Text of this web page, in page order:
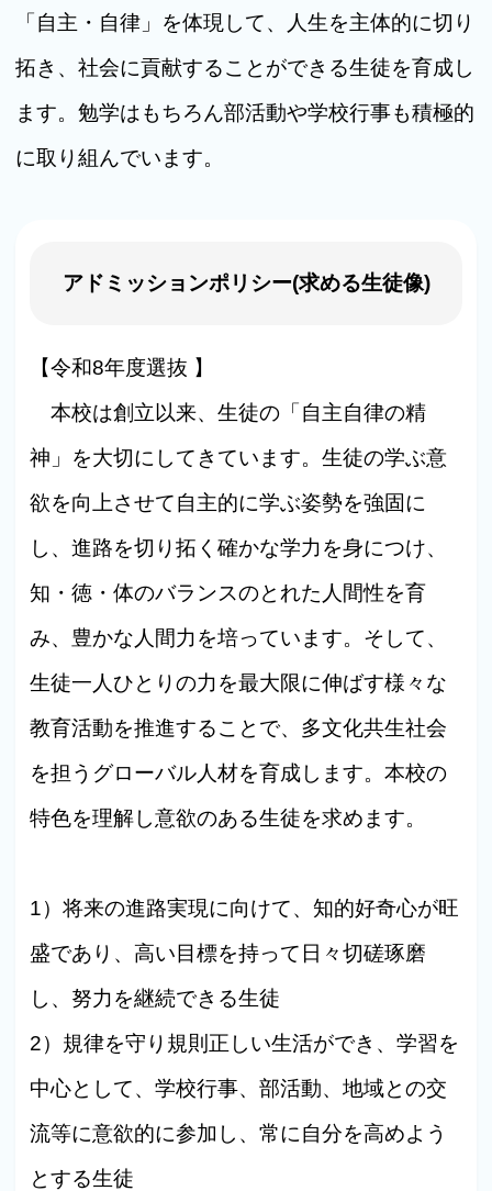
「自主・自律」を体現して、人生を主体的に切り
拓き、社会に貢献することができる生徒を育成し
ます。勉学はもちろん部活動や学校行事も積極的
に取り組んでいます。
アドミッションポリシー(求める生徒像)
【令和8年度選抜 】
本校は創立以来、生徒の「自主自律の精
神」を大切にしてきています。生徒の学ぶ意
欲を向上させて自主的に学ぶ姿勢を強固に
し、進路を切り拓く確かな学力を身につけ、
知・徳・体のバランスのとれた人間性を育
み、豊かな人間力を培っています。そして、
生徒一人ひとりの力を最大限に伸ばす様々な
教育活動を推進することで、多文化共生社会
を担うグローバル人材を育成します。本校の
特色を理解し意欲のある生徒を求めます。
1）将来の進路実現に向けて、知的好奇心が旺
盛であり、高い目標を持って日々切磋琢磨
し、努力を継続できる生徒
2）規律を守り規則正しい生活ができ、学習を
中心として、学校行事、部活動、地域との交
流等に意欲的に参加し、常に自分を高めよう
とする生徒